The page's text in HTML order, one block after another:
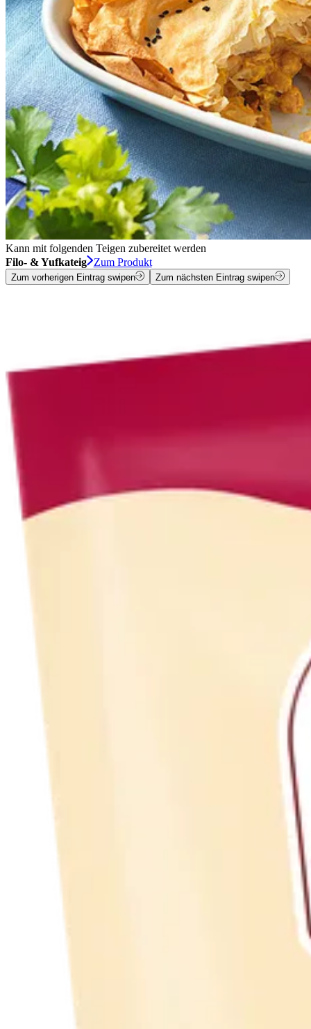
Kann mit folgenden Teigen zubereitet werden
Filo- & Yufkateig
Zum Produkt
Zum vorherigen Eintrag swipen Zum nächsten Eintrag swipen